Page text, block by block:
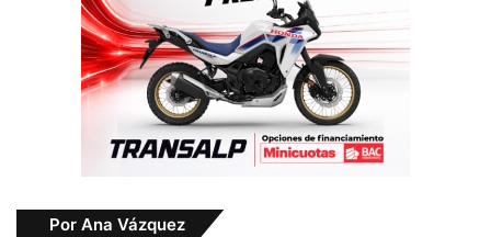
Por Ana Vázquez